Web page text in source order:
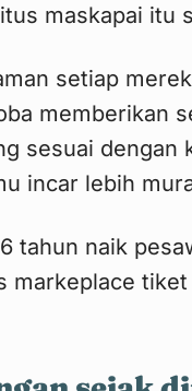
maskapai itu
setiap
memberikan
sesuai dengan
incar lebih
tahun naik
markeplace